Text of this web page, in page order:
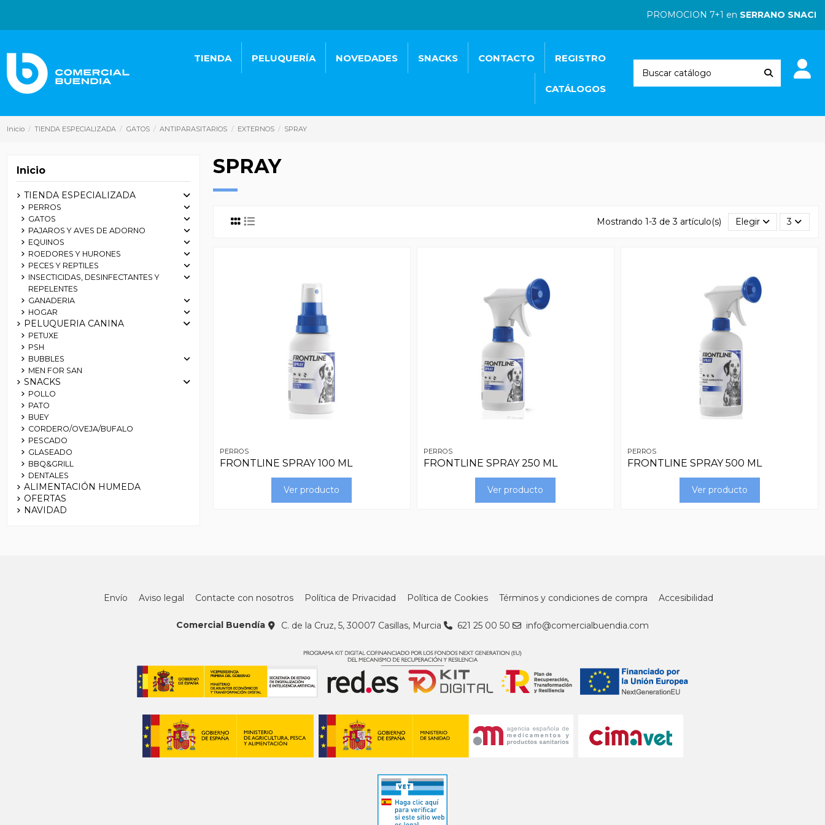
PROMOCION 7+1 enSERRANO SNACKS|
TIENDA PELUQUERÍA NOVEDADES SNACKS CONTACTO REGISTRO
CATÁLOGOS
Inicio TIENDA ESPECIALIZADA GATOS ANTIPARASITARIOS EXTERNOS SPRAY
SPRAY
Mostrando 1-3 de 3 artículo(s) Elegir 3
PERROS
FRONTLINE SPRAY 100 ML
Ver producto
PERROS
FRONTLINE SPRAY 250 ML
Ver producto
PERROS
FRONTLINE SPRAY 500 ML
Ver producto
Inicio
TIENDA ESPECIALIZADA
PERROS
GATOS
PAJAROS Y AVES DE ADORNO
EQUINOS
ROEDORES Y HURONES
PECES Y REPTILES
INSECTICIDAS, DESINFECTANTES Y
REPELENTES
GANADERIA
HOGAR
PELUQUERIA CANINA
PETUXE
PSH
BUBBLES
MEN FOR SAN
SNACKS
POLLO
PATO
BUEY
CORDERO/OVEJA/BUFALO
PESCADO
GLASEADO
BBQ&GRILL
DENTALES
ALIMENTACIÓN HUMEDA
OFERTAS
NAVIDAD
Envío Aviso legal Contacte con nosotros Política de Privacidad Política de Cookies Términos y condiciones de compra Accesibilidad
Comercial Buendía C. de la Cruz, 5, 30007 Casillas, Murcia 621 25 00 50 info@comercialbuendia.com